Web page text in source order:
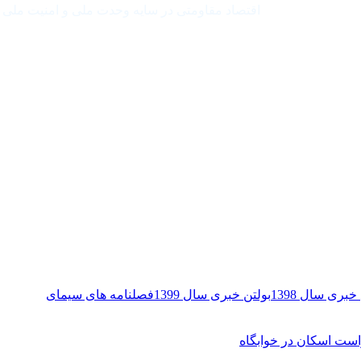
سال 1398 بولتن خبری سال 1399
فصلنامه های سیمای
اسکان در خوابگاه